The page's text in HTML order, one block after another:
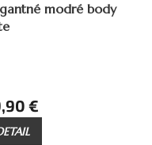
modré body
€